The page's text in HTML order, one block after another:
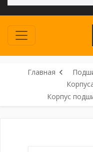
Главная
Корпус